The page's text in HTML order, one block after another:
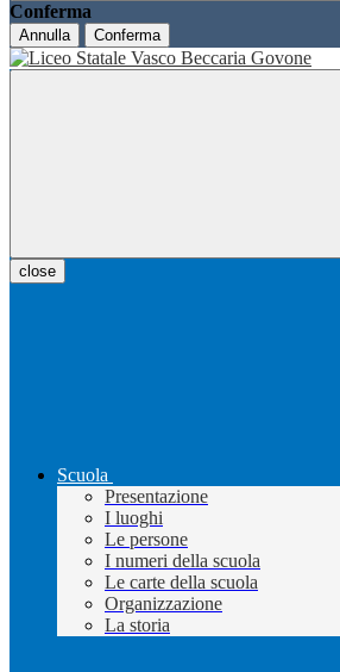
Conferma
Annulla Conferma
close
Scuola
Presentazione
I luoghi
Le persone
I numeri della scuola
Le carte della scuola
Organizzazione
La storia